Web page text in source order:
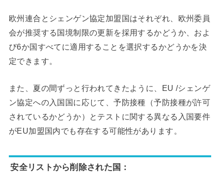
欧州連合とシェンゲン協定加盟国はそれぞれ、欧州委員
会が推奨する国境制限の更新を採用するかどうか、およ
び6か国すべてに適用することを選択するかどうかを決
定できます。
また、夏の間ずっと行われてきたように、EU /シェンゲ
ン協定への入国国に応じて、予防接種（予防接種が許可
されているかどうか）とテストに関する異なる入国要件
がEU加盟国内でも存在する可能性があります。
安全リストから削除された国：